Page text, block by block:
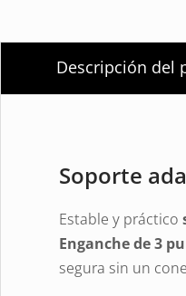
Descripción del
Soporte
Estable y práctico
Enganche de 3
segura sin un